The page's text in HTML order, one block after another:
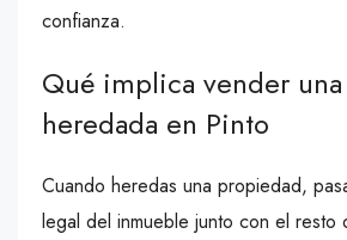
confianza.
Qué implica vender
heredada en Pinto
Cuando heredas una propiedad,
legal del inmueble junto con el resto